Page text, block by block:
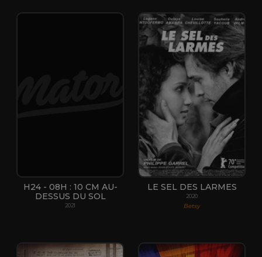
H24 - 08H : 10 CM AU-
DESSUS DU SOL
2021
LE SEL DES LARMES
2020
Betsy